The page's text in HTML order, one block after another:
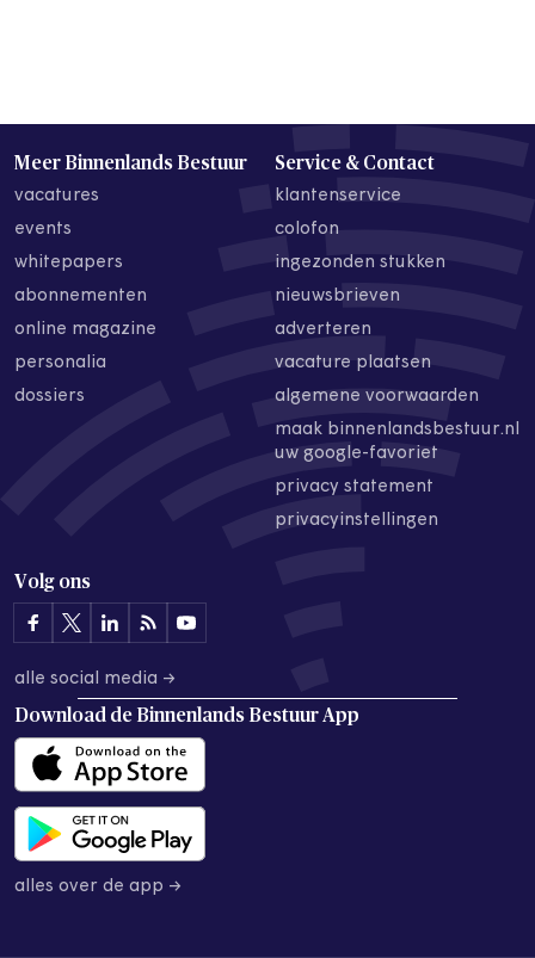
Meer Binnenlands Bestuur
vacatures
events
whitepapers
abonnementen
online magazine
personalia
dossiers
Service & Contact
klantenservice
colofon
ingezonden stukken
nieuwsbrieven
adverteren
vacature plaatsen
algemene voorwaarden
maak binnenlandsbestuur.nl
uw google-favoriet
privacy statement
privacyinstellingen
Volg ons
alle social media →
Download de Binnenlands Bestuur App
alles over de app →